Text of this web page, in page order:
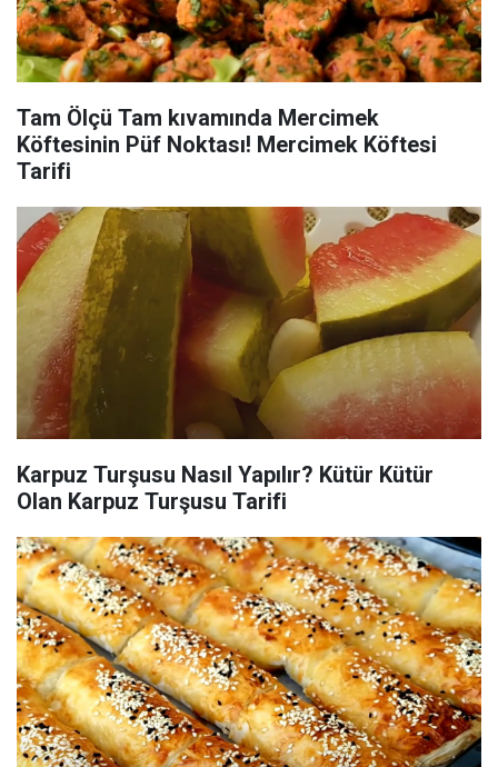
Tam Ölçü Tam kıvamında Mercimek
Köftesinin Püf Noktası! Mercimek Köftesi
Tarifi
Karpuz Turşusu Nasıl Yapılır? Kütür Kütür
Olan Karpuz Turşusu Tarifi